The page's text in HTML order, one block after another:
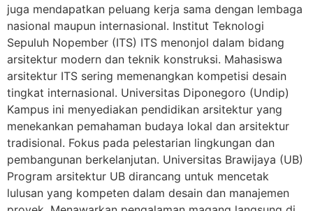
juga mendapatkan peluang kerja sama dengan lembaga
nasional maupun internasional. Institut Teknologi
Sepuluh Nopember (ITS) ITS menonjol dalam bidang
arsitektur modern dan teknik konstruksi. Mahasiswa
arsitektur ITS sering memenangkan kompetisi desain
tingkat internasional. Universitas Diponegoro (Undip)
Kampus ini menyediakan pendidikan arsitektur yang
menekankan pemahaman budaya lokal dan arsitektur
tradisional. Fokus pada pelestarian lingkungan dan
pembangunan berkelanjutan. Universitas Brawijaya (UB)
Program arsitektur UB dirancang untuk mencetak
lulusan yang kompeten dalam desain dan manajemen